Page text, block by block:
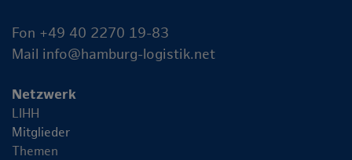
Fon +49 40 2270 19-83
Mail info@hamburg-logistik.net
Netzwerk
LIHH
Mitglieder
Themen